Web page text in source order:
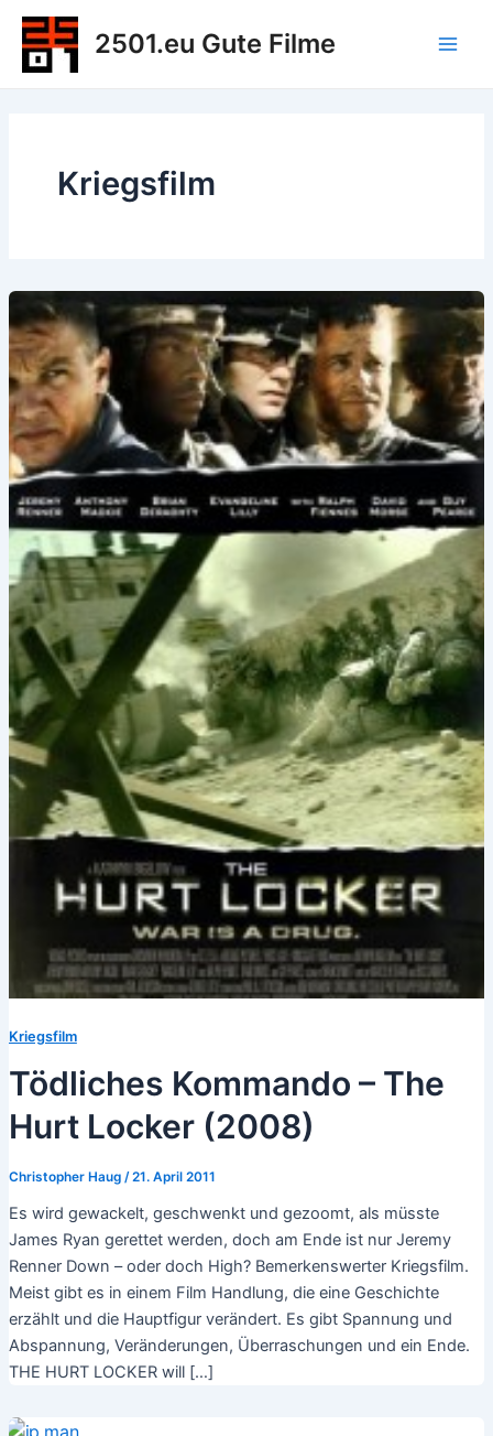
Zum
Inhalt
springen
2501.eu Gute Filme
Kriegsfilm
Kriegsfilm
Tödliches Kommando – The
Hurt Locker (2008)
Christopher Haug /21. April 2011
Es wird gewackelt, geschwenkt und gezoomt, als müsste
James Ryan gerettet werden, doch am Ende ist nur Jeremy
Renner Down – oder doch High? Bemerkenswerter Kriegsfilm.
Meist gibt es in einem Film Handlung, die eine Geschichte
erzählt und die Hauptfigur verändert. Es gibt Spannung und
Abspannung, Veränderungen, Überraschungen und ein Ende.
THE HURT LOCKER will […]